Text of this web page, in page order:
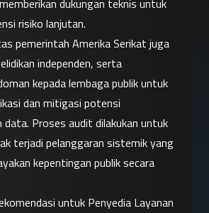
dukungan teknis untuk
risiko lanjutan.
pemerintah Amerika Serikat juga
independen, serta
kepada lembaga publik untuk
dan mitigasi potensi
data. Proses audit dilakukan untuk
terjadi pelanggaran sistemik yang
kepentingan publik secara
untuk Penyedia Layanan